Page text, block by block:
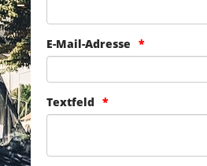
E-Mail-Adresse
Textfeld